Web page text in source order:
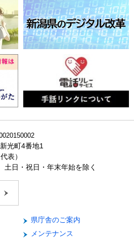
光町4番地1
表）
日・祝日・年末年始を除く
県庁舎のご案内
メンテナンス